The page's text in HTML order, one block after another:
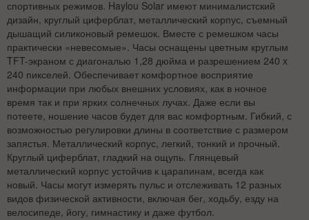
спортивных режимов. Haylou Solar имеют минималистский
дизайн, круглый циферблат, металлический корпус, съемный
дышащий силиконовый ремешок. Вместе с ремешком часы
практически «невесомые». Часы оснащены цветным круглым
TFT-экраном с диагональю 1,28 дюйма и разрешением 240 x
240 пикселей. Обеспечивает комфортное восприятие
информации при любых внешних условиях, как в ночное
время так и при ярких солнечных лучах. Даже если вы
потеете, ношение часов будет для вас комфортным. Гибкий, с
возможностью регулировки длины в соответствие с размером
запястья. Металлический корпус, легкий, тонкий и прочный.
Круглый циферблат, гладкий на ощупь. Глянцевый
металлический корпус устойчив к царапинам, всегда как
новый. Часы могут измерять пульс и отслеживать 12 разных
видов физической активности, включая бег, ходьбу, езду на
велосипеде, йогу, гимнастику и даже футбол.